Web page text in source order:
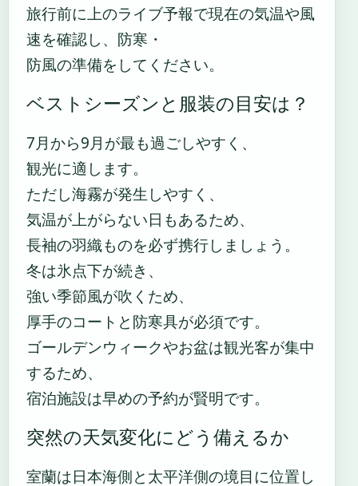
旅行前に上のライブ予報で現在の気温や風
速を確認し、防寒・
防風の準備をしてください。
ベストシーズンと服装の目安は？
7月から9月が最も過ごしやすく、
観光に適します。
ただし海霧が発生しやすく、
気温が上がらない日もあるため、
長袖の羽織ものを必ず携行しましょう。
冬は氷点下が続き、
強い季節風が吹くため、
厚手のコートと防寒具が必須です。
ゴールデンウィークやお盆は観光客が集中
するため、
宿泊施設は早めの予約が賢明です。
突然の天気変化にどう備えるか
室蘭は日本海側と太平洋側の境目に位置し